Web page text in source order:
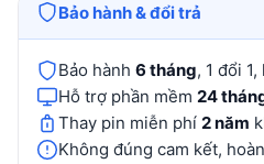
Bảo hành & đổi trả
Bảo hành 6 tháng, 1 đổi
Hỗ trợ phần mềm 24
Thay pin miễn phí 2 năm
Không đúng cam kết,